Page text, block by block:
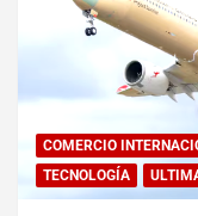
COMERCIO
TECNOLOGÍA